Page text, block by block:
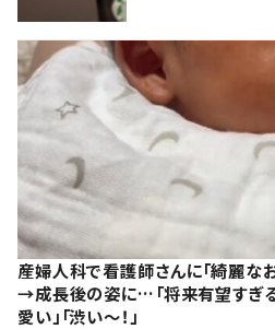
産婦人科で看護師さんに「綺麗な
→成長後の姿に…「将来有望すぎる
愛い」「渋い～！」